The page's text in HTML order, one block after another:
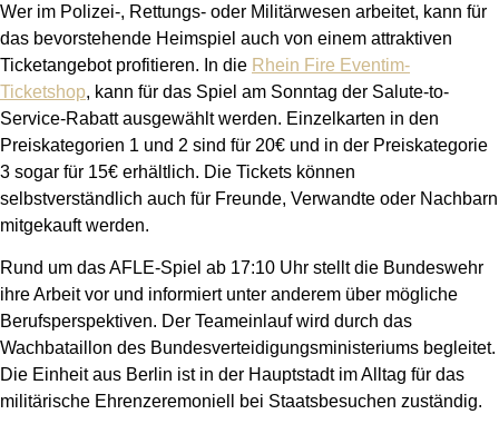
Wer im Polizei-, Rettungs- oder Militärwesen arbeitet, kann für
das bevorstehende Heimspiel auch von einem attraktiven
Ticketangebot profitieren. In die Rhein Fire Eventim-
Ticketshop, kann für das Spiel am Sonntag der Salute-to-
Service-Rabatt ausgewählt werden. Einzelkarten in den
Preiskategorien 1 und 2 sind für 20€ und in der Preiskategorie
3 sogar für 15€ erhältlich. Die Tickets können
selbstverständlich auch für Freunde, Verwandte oder Nachbarn
mitgekauft werden.
Rund um das AFLE-Spiel ab 17:10 Uhr stellt die Bundeswehr
ihre Arbeit vor und informiert unter anderem über mögliche
Berufsperspektiven. Der Teameinlauf wird durch das
Wachbataillon des Bundesverteidigungsministeriums begleitet.
Die Einheit aus Berlin ist in der Hauptstadt im Alltag für das
militärische Ehrenzeremoniell bei Staatsbesuchen zuständig.